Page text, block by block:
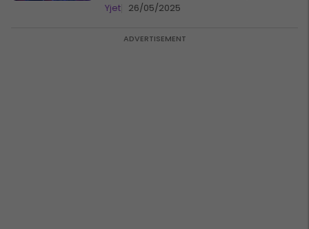
menjëhershëm
Yjet 26/05/2025